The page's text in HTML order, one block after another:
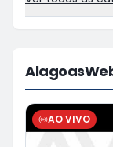
AO VIVO